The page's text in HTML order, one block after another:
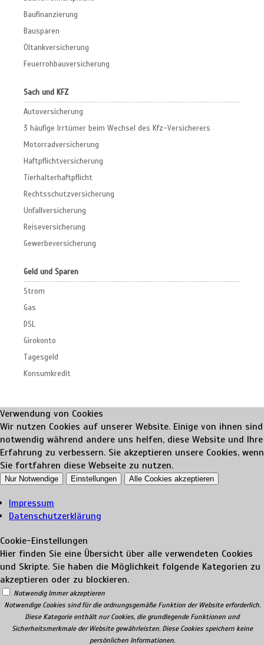
Baufinanzierung
Bausparen
Öltankversicherung
Feuerrohbauversicherung
Sach und KFZ
Autoversicherung
3 häufige Irrtümer beim Wechsel des Kfz-Versicherers
Motorradversicherung
Haftpflichtversicherung
Tierhalterhaftpflicht
Rechtsschutzversicherung
Unfallversicherung
Reiseversicherung
Gewerbeversicherung
Geld und Sparen
Strom
Gas
DSL
Girokonto
Tagesgeld
Konsumkredit
Verwendung von Cookies
Wir nutzen Cookies auf unserer Website. Einige von ihnen sind
notwendig während andere uns helfen, diese Website und Ihre
Erfahrung zu verbessern. Sie akzeptieren unsere Cookies, wenn
Sie fortfahren diese Webseite zu nutzen.
Nur Notwendige Einstellungen Alle Cookies akzeptieren
Impressum
Datenschutzerklärung
Cookie-Einstellungen
Hier finden Sie eine Übersicht über alle verwendeten Cookies
und Skripte. Sie haben die Möglichkeit folgende Kategorien zu
akzeptieren oder zu blockieren.
Notwendig Immer akzeptieren
Notwendige Cookies sind für die ordnungsgemäße Funktion der Website erforderlich.
Diese Kategorie enthält nur Cookies, die grundlegende Funktionen und
Sicherheitsmerkmale der Website gewährleisten. Diese Cookies speichern keine
persönlichen Informationen.